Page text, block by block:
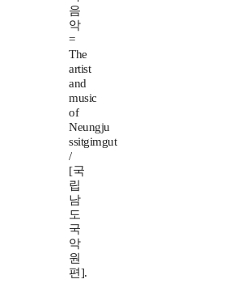
음
악
=
The
artist
and
music
of
Neungju
ssitgimgut
/
[국
립
남
도
국
악
원
편].